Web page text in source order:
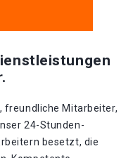
freundliche Mitarbeiter,
24-Stunden-
besetzt, die